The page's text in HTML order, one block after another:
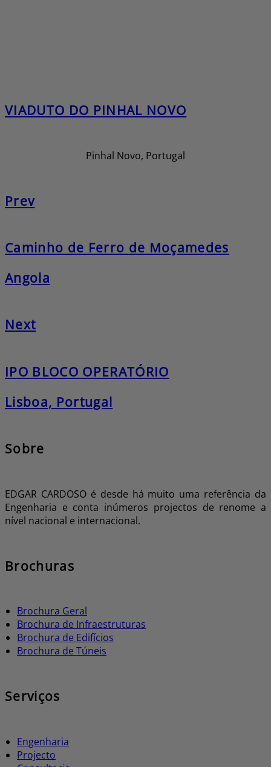
VIADUTO DO PINHAL NOVO
Pinhal Novo, Portugal
Prev
Caminho de Ferro de Moçamedes
Angola
Next
IPO BLOCO OPERATÓRIO
Lisboa, Portugal
Sobre
EDGAR CARDOSO é desde há muito uma referência da
Engenharia e conta inúmeros projectos de renome a
nível nacional e internacional.
Brochuras
Brochura Geral
Brochura de Infraestruturas
Brochura de Edifícios
Brochura de Túneis
Serviços
Engenharia
Projecto